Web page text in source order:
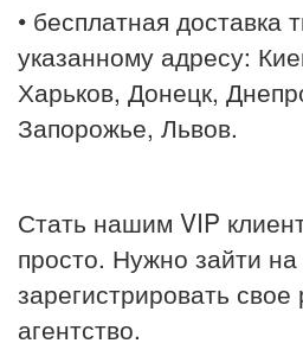
• бесплатная доставка
указанному адресу:
Харьков, Донецк,
Запорожье, Львов.
Стать нашим VIP
просто. Нужно зайти
зарегистрировать
агентство.